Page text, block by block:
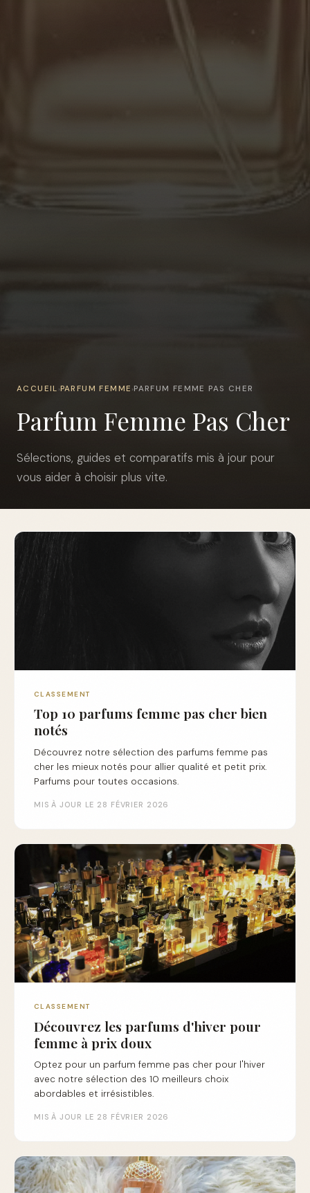
ACCUEIL ›PARFUM FEMME ›PARFUM FEMME PAS CHER
Parfum Femme Pas Cher
Sélections, guides et comparatifs mis à jour pour
vous aider à choisir plus vite.
CLASSEMENT
Top 10 parfums femme pas cher bien
notés
Découvrez notre sélection des parfums femme pas
cher les mieux notés pour allier qualité et petit prix.
Parfums pour toutes occasions.
MIS À JOUR LE 28 FÉVRIER 2026
CLASSEMENT
Découvrez les parfums d'hiver pour
femme à prix doux
Optez pour un parfum femme pas cher pour l'hiver
avec notre sélection des 10 meilleurs choix
abordables et irrésistibles.
MIS À JOUR LE 28 FÉVRIER 2026